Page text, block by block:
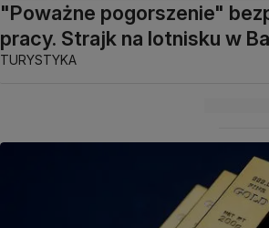
"Poważne pogorszenie"
pracy. Strajk na lotnisku w
TURYSTYKA